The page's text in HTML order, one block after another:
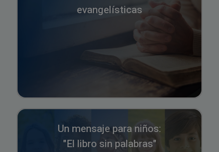
evangelísticas
Un mensaje para niños:
"El libro sin palabras"